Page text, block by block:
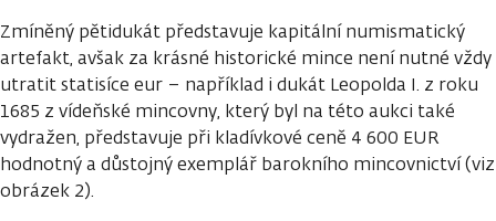
Zmíněný pětidukát představuje kapitální numismatický
artefakt, avšak za krásné historické mince není nutné vždy
utratit statisíce eur – například i dukát Leopolda I. z roku
1685 z vídeňské mincovny, který byl na této aukci také
vydražen, představuje při kladívkové ceně 4 600 EUR
hodnotný a důstojný exemplář barokního mincovnictví (viz
obrázek 2).